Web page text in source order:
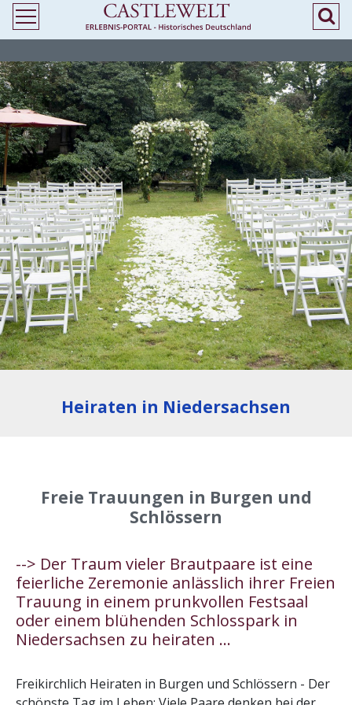
Castlewelt
Heiraten in Niedersachsen
Freie Trauungen in Burgen und
Schlössern
--> Der Traum vieler Brautpaare ist eine
feierliche Zeremonie anlässlich ihrer Freien
Trauung in einem prunkvollen Festsaal
oder einem blühenden Schlosspark in
Niedersachsen zu heiraten ...
Freikirchlich Heiraten in Burgen und Schlössern - Der